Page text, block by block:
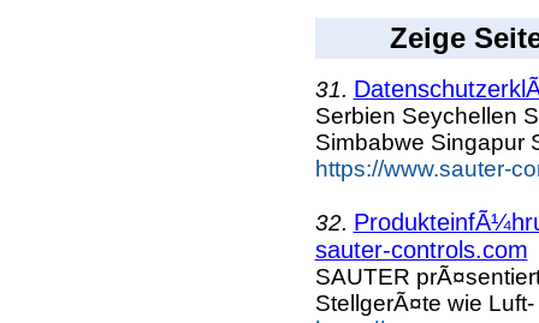
Zeige
31.
Serbien Seychellen
Simbabwe Singapur
https://www.sauter-
32.
sauter-controls.com
SAUTER
StellgerÃ¤te wie